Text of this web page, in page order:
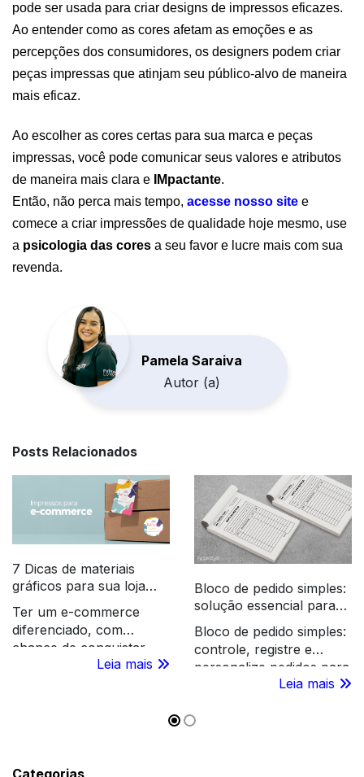
pode ser usada para criar designs de impressos eficazes.
Ao entender como as cores afetam as emoções e as
percepções dos consumidores, os designers podem criar
peças impressas que atinjam seu público-alvo de maneira
mais eficaz.
Ao escolher as cores certas para sua marca e peças
impressas, você pode comunicar seus valores e atributos
de maneira mais clara e
IMpactante.
Então, não perca mais tempo, acesse nosso site e
comece a criar impressões de qualidade hoje mesmo, use
a psicologia das cores a seu favor e lucre mais com sua
revenda.
Pamela Saraiva
Autor (a)
Posts Relacionados
7 Dicas de materiais
gráficos para sua loja
virtual
Ter um e-commerce
diferenciado, com
chance de conquistar
ainda mais os seus
confira as dicas da
Leia mais
Bloco de pedido simples:
solução essencial para
empresas modernas
Bloco de pedido simples:
controle, registre e
personalize pedidos para
otimizar a rotina,
destacar a marca da sua
Leia mais